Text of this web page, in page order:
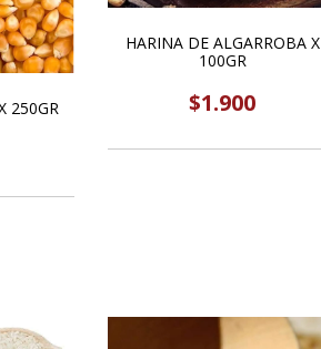
250GR
HARINA DE ALGARROBA X
100GR
$1.900